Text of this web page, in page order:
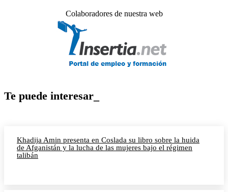
Colaboradores de nuestra web
Te puede interesar_
Khadija Amin presenta en Coslada su libro sobre la huida
de Afganistán y la lucha de las mujeres bajo el régimen
talibán